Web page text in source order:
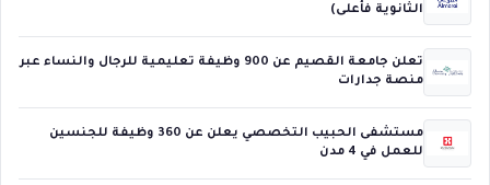
الثانوية فأعلى)
تعلن جامعة القصيم عن 900 وظيفة تعليمية للرجال والنساء عبر
منصة جدارات
مستشفى الحبيب التخصصي يعلن عن 360 وظيفة للجنسين
للعمل في 4 مدن